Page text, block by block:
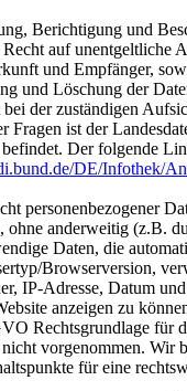
Berichtigung und
auf unentgeltliche
und Empfänger,
und Löschung der
der zuständigen
Fragen ist der
Der folgende
DE/Infothek/
personenbezogener
ohne anderweitig (z.B.
Daten, die
Browserversion,
IP-Adresse, Datum
anzeigen zu
Rechtsgrundlage für
vorgenommen. Wir
für eine